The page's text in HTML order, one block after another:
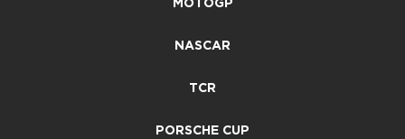
MOTOGP
NASCAR
TCR
PORSCHE CUP